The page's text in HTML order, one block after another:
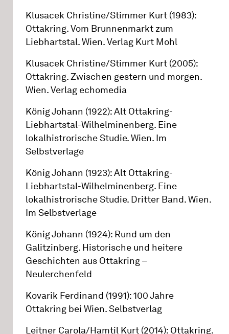
Klusacek Christine/Stimmer Kurt (1983):
Ottakring. Vom Brunnenmarkt zum
Liebhartstal. Wien. Verlag Kurt Mohl
Klusacek Christine/Stimmer Kurt (2005):
Ottakring. Zwischen gestern und morgen.
Wien. Verlag echomedia
König Johann (1922): Alt Ottakring-
Liebhartstal-Wilhelminenberg. Eine
lokalhistrorische Studie. Wien. Im
Selbstverlage
König Johann (1923): Alt Ottakring-
Liebhartstal-Wilhelminenberg. Eine
lokalhistrorische Studie. Dritter Band. Wien.
Im Selbstverlage
König Johann (1924): Rund um den
Galitzinberg. Historische und heitere
Geschichten aus Ottakring –
Neulerchenfeld
Kovarik Ferdinand (1991): 100 Jahre
Ottakring bei Wien. Selbstverlag
Leitner Carola/Hamtil Kurt (2014): Ottakring.